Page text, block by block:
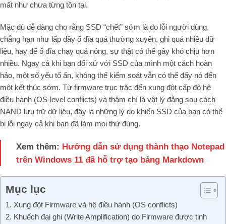
mất như chưa từng tồn tại.
Mặc dù dễ dàng cho rằng SSD “chết” sớm là do lỗi người dùng,
chẳng hạn như lấp đầy ổ đĩa quá thường xuyên, ghi quá nhiều dữ
liệu, hay để ổ đĩa chạy quá nóng, sự thật có thể gây khó chịu hơn
nhiều. Ngay cả khi bạn đối xử với SSD của mình một cách hoàn
hảo, một số yếu tố ẩn, không thể kiểm soát vẫn có thể đẩy nó đến
một kết thúc sớm. Từ firmware trục trặc đến xung đột cấp độ hệ
điều hành (OS-level conflicts) và thậm chí là vật lý đằng sau cách
NAND lưu trữ dữ liệu, đây là những lý do khiến SSD của bạn có thể
bị lỗi ngay cả khi bạn đã làm mọi thứ đúng.
Xem thêm: Hướng dẫn sử dụng thành thạo Notepad
trên Windows 11 đã hỗ trợ tạo bảng Markdown
Mục lục
1. Xung đột Firmware và hệ điều hành (OS conflicts)
2. Khuếch đại ghi (Write Amplification) do Firmware được tinh